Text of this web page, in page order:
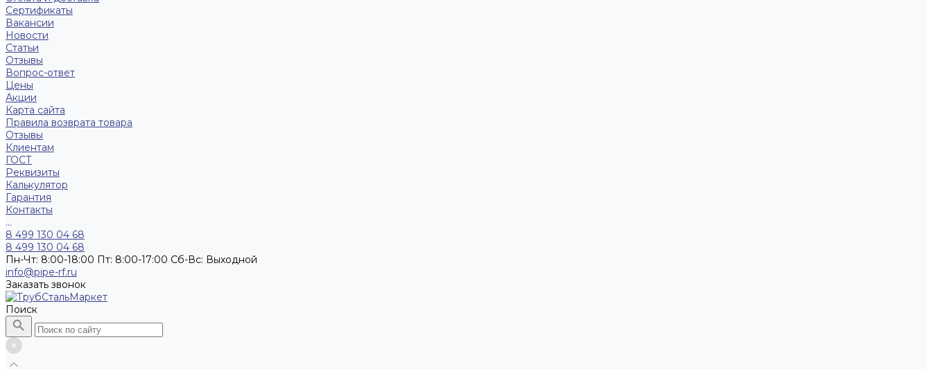
Сертификаты
Вакансии
Новости
Статьи
Отзывы
Вопрос-ответ
Цены
Акции
Карта сайта
Правила возврата товара
Отзывы
Клиентам
ГОСТ
Реквизиты
Калькулятор
Гарантия
Контакты
...
8 499 130 04 68
8 499 130 04 68
Пн-Чт: 8:00-18:00 Пт: 8:00-17:00 Сб-Вс: Выходной
info@pipe-rf.ru
Заказать звонок
Поиск